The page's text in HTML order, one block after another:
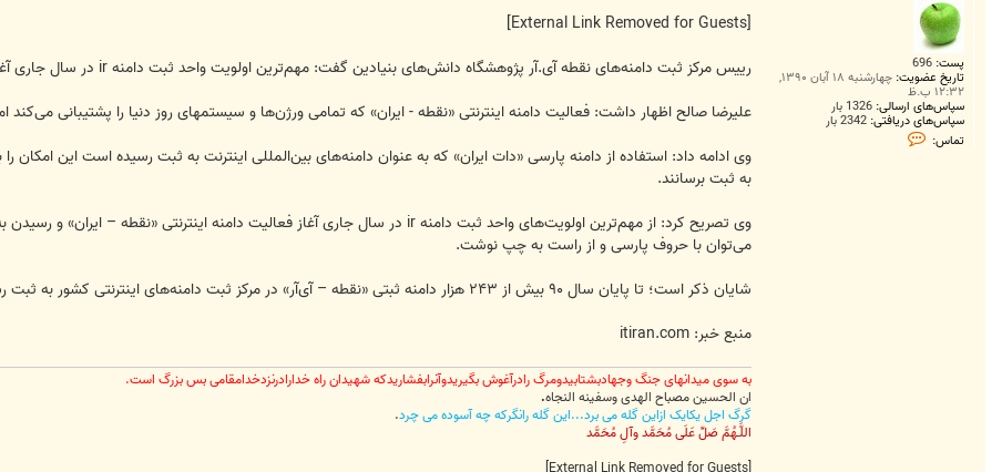
پست: 696
تاریخ عضویت: چهارشنبه ۱۸ آبان ۱۳۹۰,
۱۲:۳۲ ب.ظ
سپاس‌های ارسالی: 1326 بار
سپاس‌های دریافتی: 2342 بار
تماس:
ت
[External Link Removed for Guests]
رییس مرکز ثبت دامنه‌های نقطه آی.آر پژوهشگاه دانش‌های بنیادین گفت: مهم‌ترین اولویت واحد ثبت دامنه ir در سال جاری آغاز فعالیت دامنه اینترنتی «نقطه – ایران» است.
علیرضا صالح اظهار داشت: فعالیت دامنه اینترنتی «نقطه - ایران» که تمامی ورژن‌ها و سیستمهای روز دنیا را پشتیبانی می‌کند
وی ادامه داد: استفاده از دامنه پارسی «دات ایران» که به عنوان دامنه‌های بین‌المللی اینترنت به ثبت رسیده است این امکان را
به ثبت برسانند.
می‌توان با حروف پارسی و از راست به چپ نوشت.
شایان ذکر است؛ تا پایان سال ۹۰ بیش از ۲۴۳ هزار دامنه ثبتی «نقطه – آی‌آر» در مرکز ثبت دامنه‌های اینترنتی کشور به ثبت رسیده است.
منبع خبر: itiran.com
به سوی میدانهای جنگ وجهادبشتابیدومرگ رادرآغوش بگیریدوآنرابفشاریدکه شهیدان راه خدارادرنزدخدامقامی بس بزرگ است.
ان الحسین مصباح الهدی وسفینه النجاه.
گرگ اجل یکایک ازاین گله می برد...این گله رانگرکه چه آسوده می چرد.
اللَّـهُمَّ صَلِّ عَلَى مُحَمَّد وآلِ مُحَمَّد